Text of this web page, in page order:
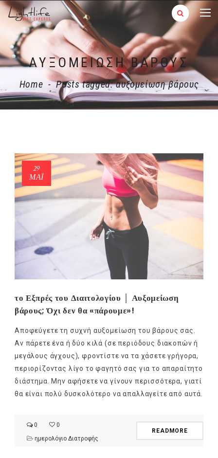
ΑΥΞΟΜΕΊΩΣΗ ΒΆΡΟΥΣ
Home - Posts tagged: αυξομείωση βάρους
29
ΜΑΪ́
το Εξπρές του Διαιτολογίου │ Αυξομείωση
βάρους; Όχι δεν θα «πάρουμε»!
Αποφεύγετε τη συχνή αυξομείωση του βάρους σας.
Αν πάρετε ένα ή δύο κιλά (σε περιόδους διακοπών ή
μεγάλους άγχους), φροντίστε να τα χάσετε γρήγορα,
περιορίζοντας λίγο το φαγητό σας για το απαραίτητο
διάστημα. Μην αφήσετε να γίνουν περισσότερα, γιατί
θα είναι πολύ δυσκολότερο να απαλλαγείτε από αυτά.
0
0
ημερολόγιο Διατροφής
READMORE